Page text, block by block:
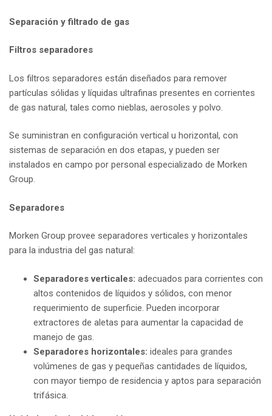
Separación y filtrado de gas
Filtros separadores
Los filtros separadores están diseñados para remover
partículas sólidas y líquidas ultrafinas presentes en corrientes
de gas natural, tales como nieblas, aerosoles y polvo.
Se suministran en configuración vertical u horizontal, con
sistemas de separación en dos etapas, y pueden ser
instalados en campo por personal especializado de Morken
Group.
Separadores
Morken Group provee separadores verticales y horizontales
para la industria del gas natural:
Separadores verticales: adecuados para corrientes con
altos contenidos de líquidos y sólidos, con menor
requerimiento de superficie. Pueden incorporar
extractores de aletas para aumentar la capacidad de
manejo de gas.
Separadores horizontales: ideales para grandes
volúmenes de gas y pequeñas cantidades de líquidos,
con mayor tiempo de residencia y aptos para separación
trifásica.